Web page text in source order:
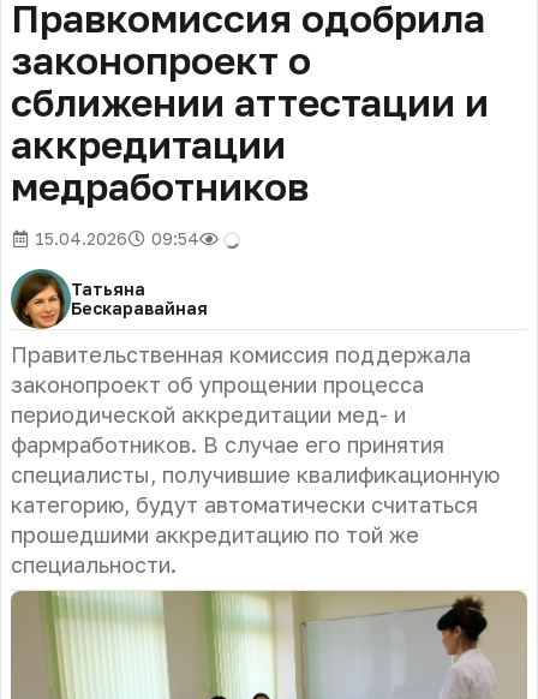
Правкомиссия одобрила
законопроект о
сближении аттестации и
аккредитации
медработников
15.04.2026 09:54
Татьяна
Бескаравайная
Правительственная комиссия поддержала
законопроект об упрощении процесса
периодической аккредитации мед- и
фармработников. В случае его принятия
специалисты, получившие квалификационную
категорию, будут автоматически считаться
прошедшими аккредитацию по той же
специальности.